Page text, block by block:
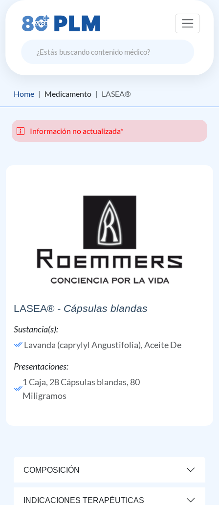
Home Medicamento LASEA®
Información no actualizada*
LASEA® - Cápsulas blandas
Sustancia(s):
Lavanda (caprylyl Angustifolia), Aceite De
Presentaciones:
1 Caja, 28 Cápsulas blandas, 80
Miligramos
COMPOSICIÓN
INDICACIONES TERAPÉUTICAS